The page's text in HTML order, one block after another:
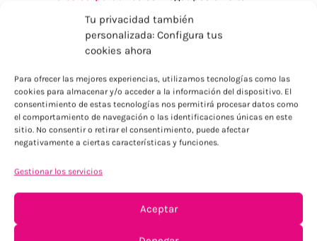
Tu privacidad también
personalizada: Configura tus
cookies ahora
Para ofrecer las mejores experiencias, utilizamos tecnologías como las
cookies para almacenar y/o acceder a la información del dispositivo. El
consentimiento de estas tecnologías nos permitirá procesar datos como
el comportamiento de navegación o las identificaciones únicas en este
sitio. No consentir o retirar el consentimiento, puede afectar
negativamente a ciertas características y funciones.
Gestionar los servicios
Aceptar
Merchandising textilpara ferias y convenciones
¿Por Qué Elegir DTG
para tus Regalos
Promocionales?
Laimpresión directa textil combina calidad
opción cuando necesitas:
Reproducciones fieles de tu imagen corporativa
Personalización individual en cada pieza
Plazos de entrega reducidos